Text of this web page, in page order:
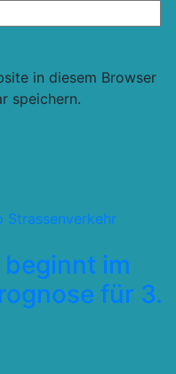
in diesem Browser
speichern.
Strassenverkehr
im
für 3.